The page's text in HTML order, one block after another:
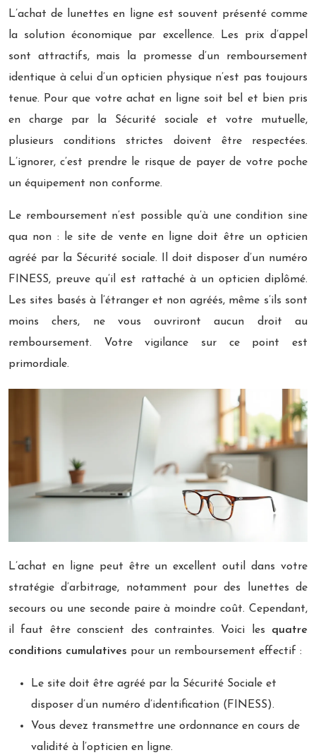
L’achat de lunettes en ligne est souvent présenté comme
la solution économique par excellence. Les prix d’appel
sont attractifs, mais la promesse d’un remboursement
identique à celui d’un opticien physique n’est pas toujours
tenue. Pour que votre achat en ligne soit bel et bien pris
en charge par la Sécurité sociale et votre mutuelle,
plusieurs conditions strictes doivent être respectées.
L’ignorer, c’est prendre le risque de payer de votre poche
un équipement non conforme.
Le remboursement n’est possible qu’à une condition sine
qua non : le site de vente en ligne doit être un opticien
agréé par la Sécurité sociale. Il doit disposer d’un numéro
FINESS, preuve qu’il est rattaché à un opticien diplômé.
Les sites basés à l’étranger et non agréés, même s’ils sont
moins chers, ne vous ouvriront aucun droit au
remboursement. Votre vigilance sur ce point est
primordiale.
L’achat en ligne peut être un excellent outil dans votre
stratégie d’arbitrage, notamment pour des lunettes de
secours ou une seconde paire à moindre coût. Cependant,
il faut être conscient des contraintes. Voici les quatre
conditions cumulatives pour un remboursement effectif :
Le site doit être agréé par la Sécurité Sociale et
disposer d’un numéro d’identification (FINESS).
Vous devez transmettre une ordonnance en cours de
validité à l’opticien en ligne.